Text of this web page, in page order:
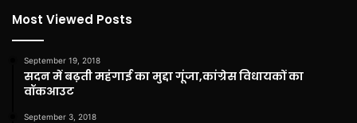
Most Viewed Posts
September 19, 2018
सदन में बढ़ती महंगाई का मुद्दा गूंजा,कांग्रेस विधायकों का
वॉकआउट
September 3, 2018